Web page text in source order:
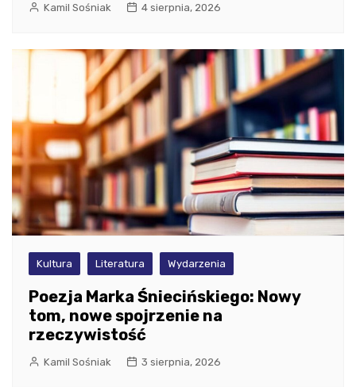
Kamil Sośniak 4 sierpnia, 2026
Kultura Literatura Wydarzenia
Poezja Marka Śniecińskiego: Nowy
tom, nowe spojrzenie na
rzeczywistość
Kamil Sośniak 3 sierpnia, 2026